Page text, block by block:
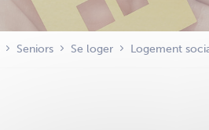
Seniors Se loger Logement